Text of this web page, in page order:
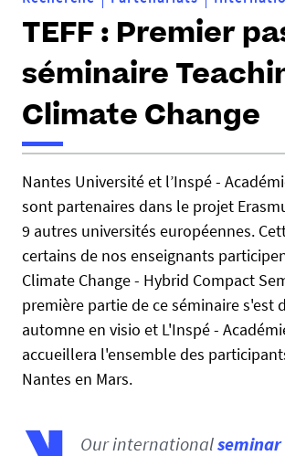
TEFF : Premier
séminaire
Climate Change
Nantes Université et l’Inspé -
sont partenaires dans le projet
9 autres universités européennes.
certains de nos enseignants
Climate Change - Hybrid Compact
première partie de ce séminaire s'est
automne en visio et L'Inspé -
accueillera l'ensemble des
Nantes en Mars.
Our international